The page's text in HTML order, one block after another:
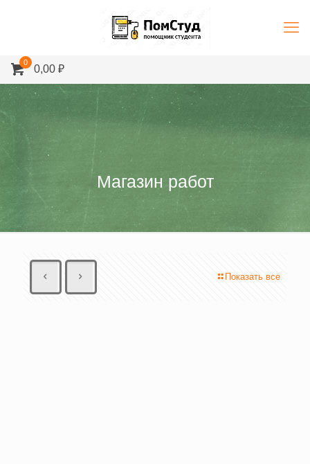
0
0,00 ₽
Магазин работ
Показать все